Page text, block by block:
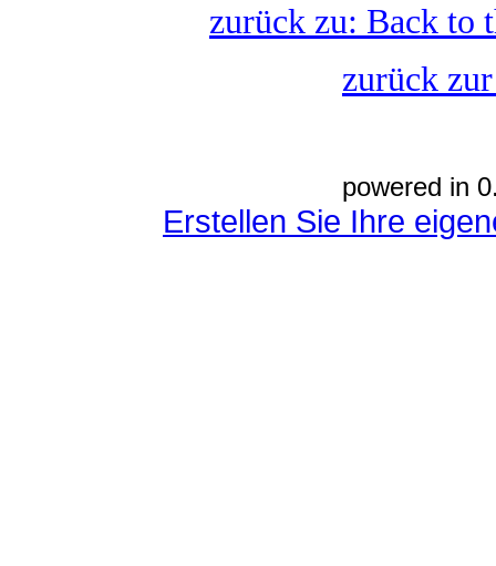
zurück zu: Back to
zurück
powered in
Erstellen Sie Ihre